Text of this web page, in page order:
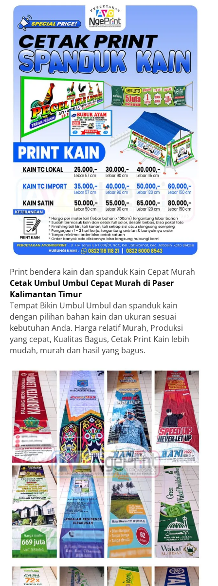
Print bendera kain dan spanduk Kain Cepat Murah
Cetak Umbul Umbul Cepat Murah di Paser
Kalimantan Timur
Tempat Bikin Umbul Umbul dan spanduk kain
dengan pilihan bahan kain dan ukuran sesuai
kebutuhan Anda. Harga relatif Murah, Produksi
yang cepat, Kualitas Bagus, Cetak Print Kain lebih
mudah, murah dan hasil yang bagus.